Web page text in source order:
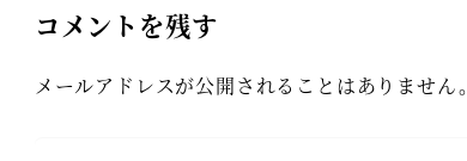
コメントを残す
メールアドレスが公開されることはありません。